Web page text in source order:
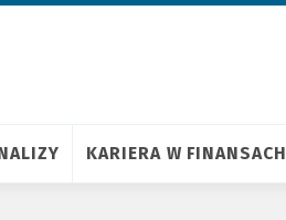
KARIERA W FINANSACH